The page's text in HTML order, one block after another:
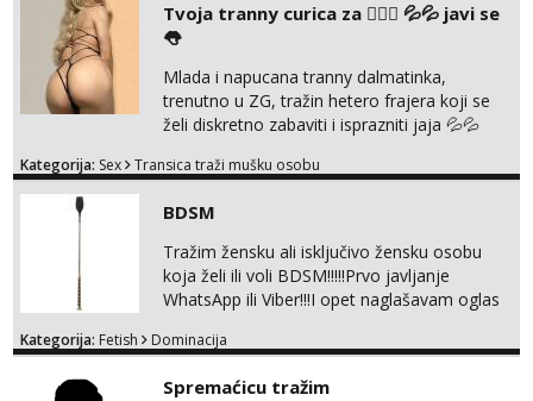
poljupce po tijelu koji me jako
pale,obozavam kad muskarac preuzme
kontrolu . javi se :) Klikni na link ispod i nadji
me tamo, cekam te!
Tvoja tranny curica za 👉🏻🍑 💦💦 javi se
👅
Mlada i napucana tranny dalmatinka,
trenutno u ZG, tražin hetero frajera koji se
želi diskretno zabaviti i isprazniti jaja 💦💦
Jako držin do sebe, NE naplaćujen. Zabavljan
dostupna jer mi je ovo samo povremena
zabava. Ulovi me, uživati ćeš 😉 Moje slike
vidiš, uživo san još bolja, bez neugodnih izn...
Kategorija: Sex Transica traži mušku osobu
BDSM
Tražim žensku ali isključivo žensku osobu
koja želi ili voli BDSM!!!!!Prvo javljanje
WhatsApp ili Viber!!!I opet naglašavam oglas
i trans nemojte se javljati!!!!!
Kategorija: Fetish Dominacija
Spremaćicu tražim